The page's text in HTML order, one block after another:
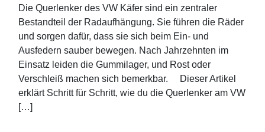
Die Querlenker des VW Käfer sind ein zentraler
Bestandteil der Radaufhängung. Sie führen die Räder
und sorgen dafür, dass sie sich beim Ein- und
Ausfedern sauber bewegen. Nach Jahrzehnten im
Einsatz leiden die Gummilager, und Rost oder
Verschleiß machen sich bemerkbar. Dieser Artikel
erklärt Schritt für Schritt, wie du die Querlenker am VW
[…]